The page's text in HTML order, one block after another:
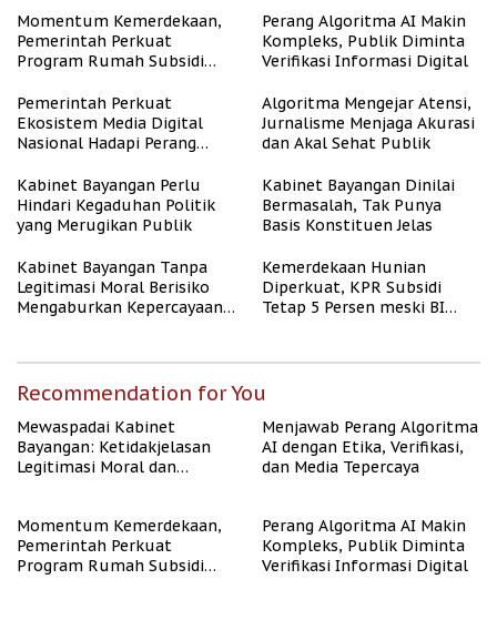
Momentum Kemerdekaan,
Pemerintah Perkuat
Program Rumah Subsidi
Berpenghasilan Rendah
Perang Algoritma AI Makin
Kompleks, Publik Diminta
Verifikasi Informasi Digital
Pemerintah Perkuat
Ekosistem Media Digital
Nasional Hadapi Perang
Algoritma Mengejar Atensi,
Jurnalisme Menjaga Akurasi
dan Akal Sehat Publik
Kabinet Bayangan Perlu
Hindari Kegaduhan Politik
yang Merugikan Publik
Kabinet Bayangan Dinilai
Bermasalah, Tak Punya
Basis Konstituen Jelas
Kabinet Bayangan Tanpa
Legitimasi Moral Berisiko
Mengaburkan Kepercayaan
Kemerdekaan Hunian
Diperkuat, KPR Subsidi
Tetap 5 Persen meski BI
Recommendation for You
Mewaspadai Kabinet
Bayangan: Ketidakjelasan
Legitimasi Moral dan
Menjawab Perang Algoritma
AI dengan Etika, Verifikasi,
dan Media Tepercaya
Momentum Kemerdekaan,
Pemerintah Perkuat
Program Rumah Subsidi
Perang Algoritma AI Makin
Kompleks, Publik Diminta
Verifikasi Informasi Digital